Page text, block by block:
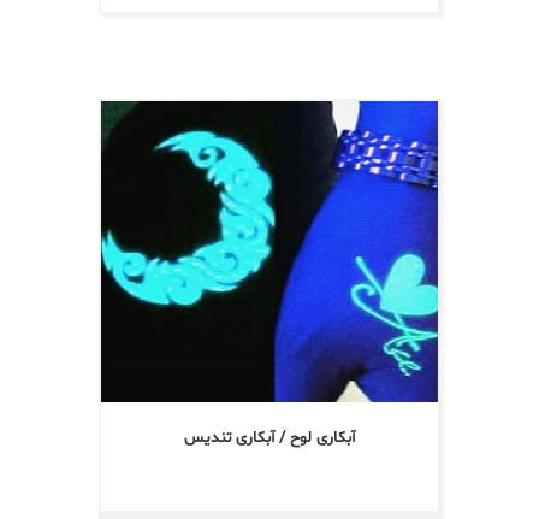
آبکاری لوح / آبکاری تندیس